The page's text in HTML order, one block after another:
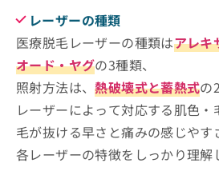
レーザーの種類
医療脱毛レーザーの種類はアレキ
オード・ヤグの3種類、
照射方法は、熱破壊式と蓄熱式の
レーザーによって対応する肌色・
毛が抜ける早さと痛みの感じやす
各レーザーの特徴をしっかり理解